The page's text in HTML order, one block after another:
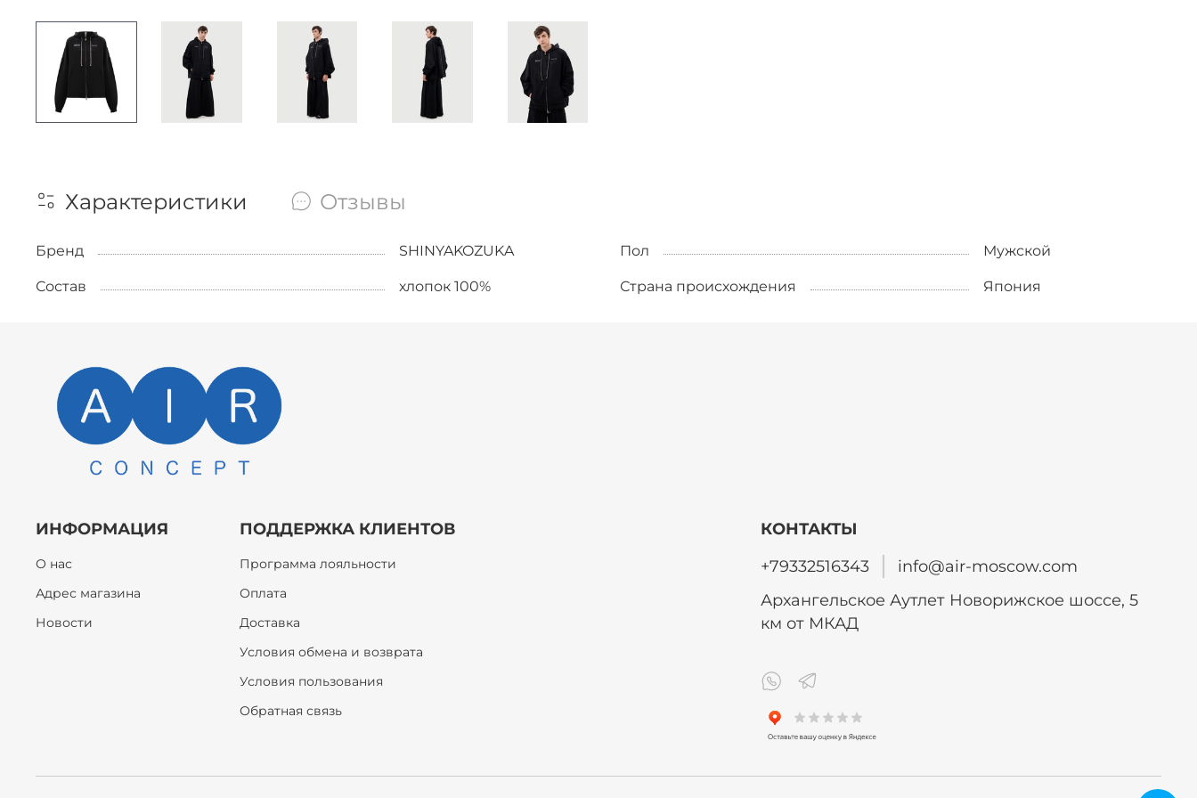
Характеристики Отзывы
Бренд SHINYAKOZUKA Пол Мужской
Состав хлопок 100% Страна происхождения Япония
ИНФОРМАЦИЯ
О нас
Адрес магазина
Новости
ПОДДЕРЖКА КЛИЕНТОВ
Программа лояльности
Оплата
Доставка
Условия обмена и возврата
Условия пользования
Обратная связь
КОНТАКТЫ
+79332516343
info@air-moscow.com
Архангельское Аутлет Новорижское шоссе, 5
км от МКАД